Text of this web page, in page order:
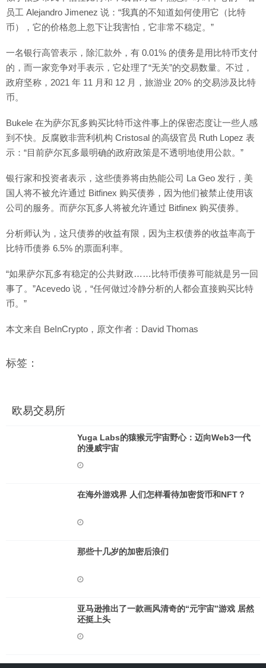
员工 Alejandro Jimenez 说：“我真的不知道如何使用它（比特
币），它的价格忽上忽下让我害怕，它非常不稳定。”
一名银行高管表示，除汇款外，有 0.01% 的债务是用比特币支付
的，而一家竞争对手表示，它处理了“无关”的交易数量。不过，
政府坚称，2021 年 11 月和 12 月，旅游业 20% 的交易涉及比特
币。
Bukele 在为萨尔瓦多购买比特币这件事上的保密态度让一些人感
到不快。反腐败非营利机构 Cristosal 的高级官员 Ruth Lopez 表
示：“目前萨尔瓦多最明确的政府政策是不透明地使用公款。”
银行家和投资者表示，这些债券将由热能公司 La Geo 发行，美
国人将不被允许通过 Bitfinex 购买债券，因为他们被禁止使用该
公司的服务。而萨尔瓦多人将被允许通过 Bitfinex 购买债券。
分析师认为，这只债券的收益有限，因为主权债券的收益率高于
比特币债券 6.5% 的票面利率。
“如果萨尔瓦多有稳定的公共财政……比特币债券可能就是另一回
事了。”Acevedo 说，“任何做过冷静分析的人都会直接购买比特
币。”
本文来自 BeInCrypto，原文作者：David Thomas
标签：
欧易交易所
Yuga Labs的猿猴元宇宙野心：迈向Web3一代
的漫威宇宙
在海外游戏界 人们怎样看待加密货币和NFT？
那些十几岁的加密后浪们
亚马逊推出了一款画风清奇的“元宇宙”游戏 居然
还挺上头